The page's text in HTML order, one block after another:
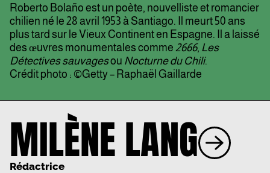
Roberto Bolaño est un poète, nouvelliste et romancier
chilien né le 28 avril 1953 à Santiago. Il meurt 50 ans
plus tard sur le Vieux Continent en Espagne. Il a laissé
des œuvres monumentales comme 2666, Les
Détectives sauvagesou Nocturne du Chili.
Crédit photo : ©Getty – Raphaël Gaillarde
MILÈNE LANG
Rédactrice